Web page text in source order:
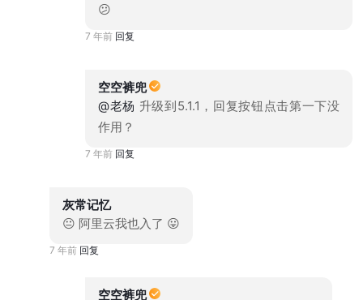
😕
7 年前 回复
空空裤兜
@老杨 升级到5.1.1，回复按钮点击第一下没
作用？
7 年前 回复
灰常记忆
😐 阿里云我也入了 😛
7 年前 回复
空空裤兜